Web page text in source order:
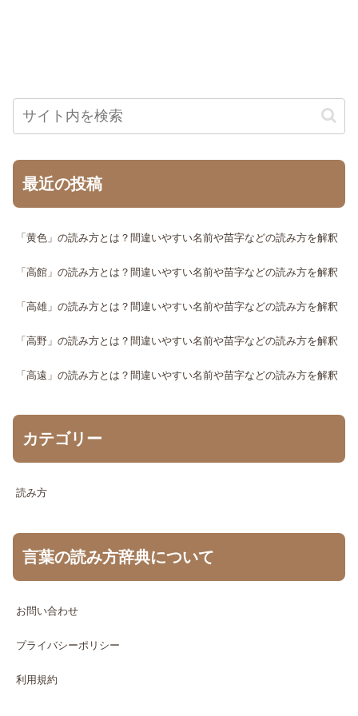
最近の投稿
「黄色」の読み方とは？間違いやすい名前や苗字などの読み方を解釈
「高館」の読み方とは？間違いやすい名前や苗字などの読み方を解釈
「高雄」の読み方とは？間違いやすい名前や苗字などの読み方を解釈
「高野」の読み方とは？間違いやすい名前や苗字などの読み方を解釈
「高遠」の読み方とは？間違いやすい名前や苗字などの読み方を解釈
カテゴリー
読み方
言葉の読み方辞典について
お問い合わせ
プライバシーポリシー
利用規約